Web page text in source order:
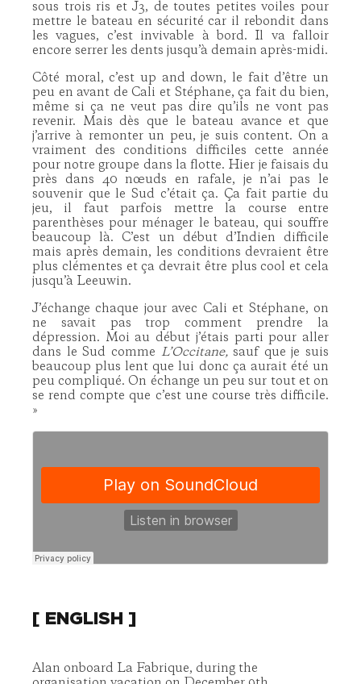
sous trois ris et J3, de toutes petites voiles pour
mettre le bateau en sécurité car il rebondit dans
les vagues, c’est invivable à bord. Il va falloir
encore serrer les dents jusqu’à demain après-midi.
Côté moral, c’est up and down, le fait d’être un
peu en avant de Cali et Stéphane, ça fait du bien,
même si ça ne veut pas dire qu’ils ne vont pas
revenir. Mais dès que le bateau avance et que
j’arrive à remonter un peu, je suis content. On a
vraiment des conditions difficiles cette année
pour notre groupe dans la flotte. Hier je faisais du
près dans 40 nœuds en rafale, je n’ai pas le
souvenir que le Sud c’était ça. Ça fait partie du
jeu, il faut parfois mettre la course entre
parenthèses pour ménager le bateau, qui souffre
beaucoup là. C’est un début d’Indien difficile
mais après demain, les conditions devraient être
plus clémentes et ça devrait être plus cool et cela
jusqu’à Leeuwin.
J’échange chaque jour avec Cali et Stéphane, on
ne savait pas trop comment prendre la
dépression. Moi au début j’étais parti pour aller
dans le Sud comme L’Occitane,sauf que je suis
beaucoup plus lent que lui donc ça aurait été un
peu compliqué. On échange un peu sur tout et on
se rend compte que c’est une course très difficile.
»
[ ENGLISH ]
Alan onboard La Fabrique, during the